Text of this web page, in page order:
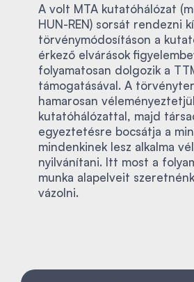
A volt MTA kutatóhálózat
HUN-REN) sorsát rendezni
törvénymódosításon a
érkező elvárások
folyamatosan dolgozik a
támogatásával. A
hamarosan
kutatóhálózattal, majd
egyeztetésre bocsátja a
mindenkinek lesz alkalma
nyilvánítani. Itt most a
munka alapelveit
vázolni.